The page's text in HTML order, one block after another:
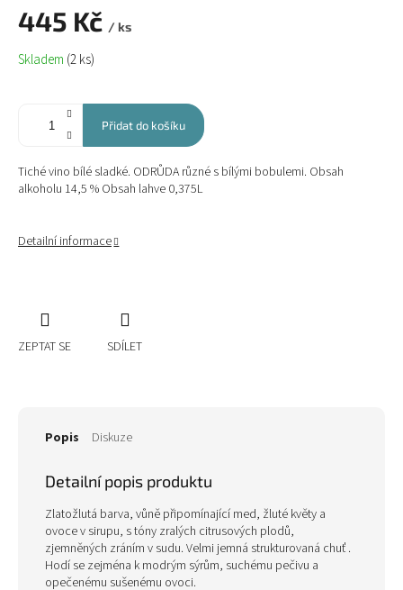
445 Kč / ks
Měrná
cena:
Skladem (2 ks)
Přidat do košíku
Tiché vino bílé sladké. ODRŮDA různé s bílými bobulemi. Obsah
alkoholu 14,5 % Obsah lahve 0,375L
Detailní informace
ZEPTAT SE SDÍLET
Popis Diskuze
Detailní popis produktu
Zlatožlutá barva, vůně připomínající med, žluté květy a
ovoce v sirupu, s tóny zralých citrusových plodů,
zjemněných zráním v sudu. Velmi jemná strukturovaná chuť .
Hodí se zejména k modrým sýrům, suchému pečivu a
opečenému sušenému ovoci.